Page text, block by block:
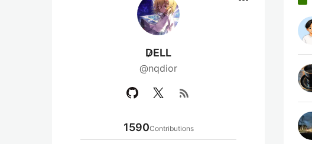
D̷ELL
@nqdior
rss_feed
1590Contributions